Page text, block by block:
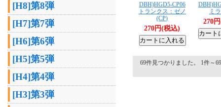
[H8]第8弾
[H7]第7弾
[H6]第6弾
[H5]第5弾
[H4]第4弾
[H3]第3弾
DBH)HGD5-CP06
トランクス：ゼノ
(CP)
270円(税込)
ミ
270
69件見つかりました。 1件～